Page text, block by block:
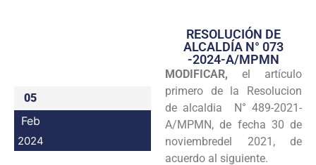
Transparencia
Seguridad
Programas
Intranet
05
Feb
2024
RESOLUCIÓN DE
ALCALDÍA N° 073
-2024-A/MPMN
MODIFICAR, el artículo
primero de la Resolucion
de alcaldia N° 489-2021-
A/MPMN, de fecha 30 de
noviembredel 2021, de
acuerdo al siguiente.